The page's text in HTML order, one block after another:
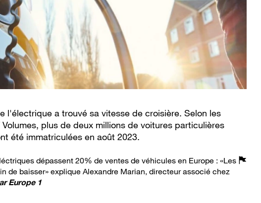
l'électrique a trouvé sa vitesse de croisière. Selon les
plus de deux millions de voitures particulières
été immatriculées en août 2023.
dépassent 20% de ventes de véhicules en Europe : «Les
de baisser» explique Alexandre Marian, directeur associé chez
Europe 1